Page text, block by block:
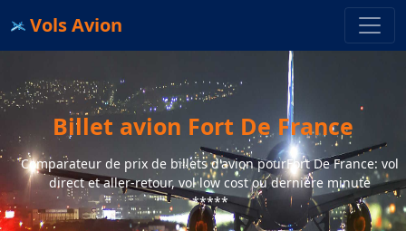
Vols Avion
Billet avion Fort De France
Comparateur de prix de billets d'avion pourFort De France: vol
direct et aller-retour, vol low cost ou dernière minute
*****